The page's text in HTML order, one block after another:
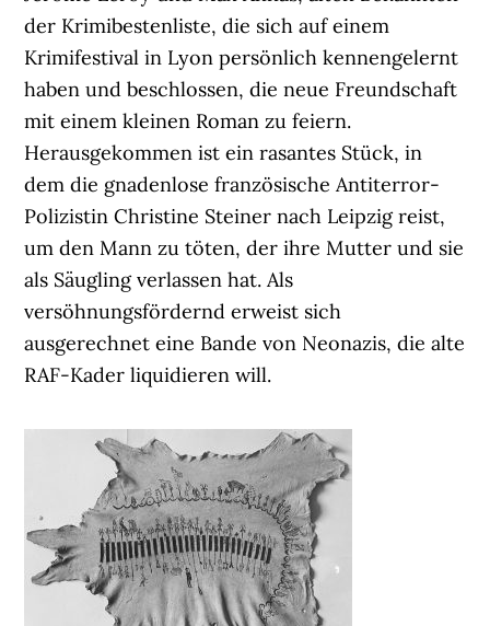
der Krimibestenliste, die sich auf einem
Krimifestival in Lyon persönlich kennengelernt
haben und beschlossen, die neue Freundschaft
mit einem kleinen Roman zu feiern.
Herausgekommen ist ein rasantes Stück, in
dem die gnadenlose französische Antiterror-
Polizistin Christine Steiner nach Leipzig reist,
um den Mann zu töten, der ihre Mutter und sie
als Säugling verlassen hat. Als
versöhnungsfördernd erweist sich
ausgerechnet eine Bande von Neonazis, die alte
RAF-Kader liquidieren will.